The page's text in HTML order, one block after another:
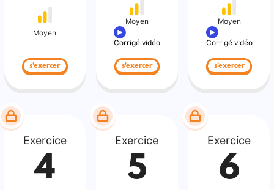
Moyen
s'exercer
Moyen
Corrigé vidéo
s'exercer
Moyen
Corrigé vidéo
s'exercer
Exercice
4
Exercice
5
Exercice
6